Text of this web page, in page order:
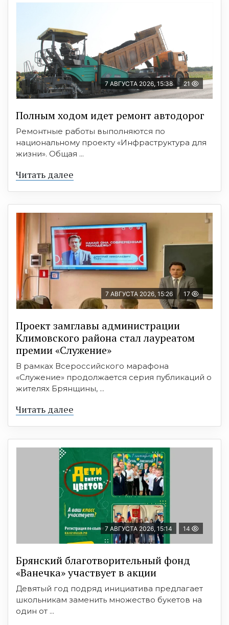
7 АВГУСТА 2026, 15:38 21
Полным ходом идет ремонт автодорог
Ремонтные работы выполняются по
национальному проекту «Инфраструктура для
жизни». Общая ...
Читать далее
7 АВГУСТА 2026, 15:26 17
Проект замглавы администрации
Климовского района стал лауреатом
премии «Служение»
В рамках Всероссийского марафона
«Служение» продолжается серия публикаций о
жителях Брянщины, ...
Читать далее
7 АВГУСТА 2026, 15:14 14
Брянский благотворительный фонд
«Ванечка» участвует в акции
Девятый год подряд инициатива предлагает
школьникам заменить множество букетов на
один от ...